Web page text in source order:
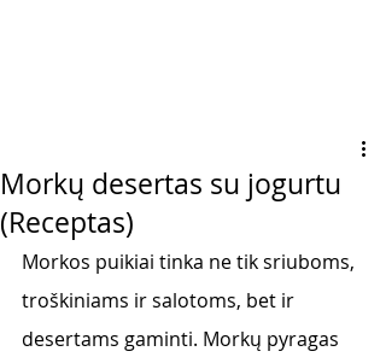
Morkų desertas su jogurtu
(Receptas)
Morkos puikiai tinka ne tik sriuboms,
troškiniams ir salotoms, bet ir
desertams gaminti. Morkų pyragas